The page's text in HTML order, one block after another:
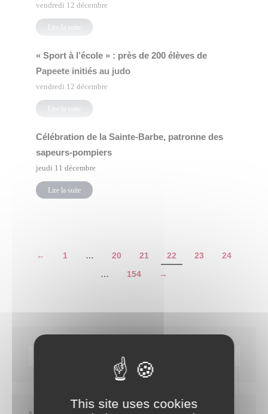
vendredi 12 décembre
Lire la suite
« Sport à l’école » : près de 200 élèves de
Papeete initiés au judo
vendredi 12 décembre
Lire la suite
Célébration de la Sainte-Barbe, patronne des
sapeurs-pompiers
jeudi 11 décembre
Lire la suite
← 1 … 20 21 22 23
24
…
154 →
This site uses cookies